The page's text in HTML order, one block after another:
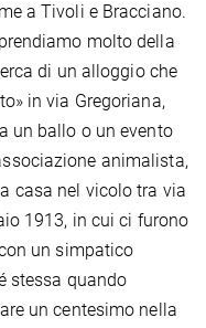
a Tivoli e Bracciano.
molto della
di un alloggio che
in via Gregoriana,
un ballo o un evento
animalista,
casa nel vicolo tra via
1913, in cui ci furono
un simpatico
stessa quando
un centesimo nella